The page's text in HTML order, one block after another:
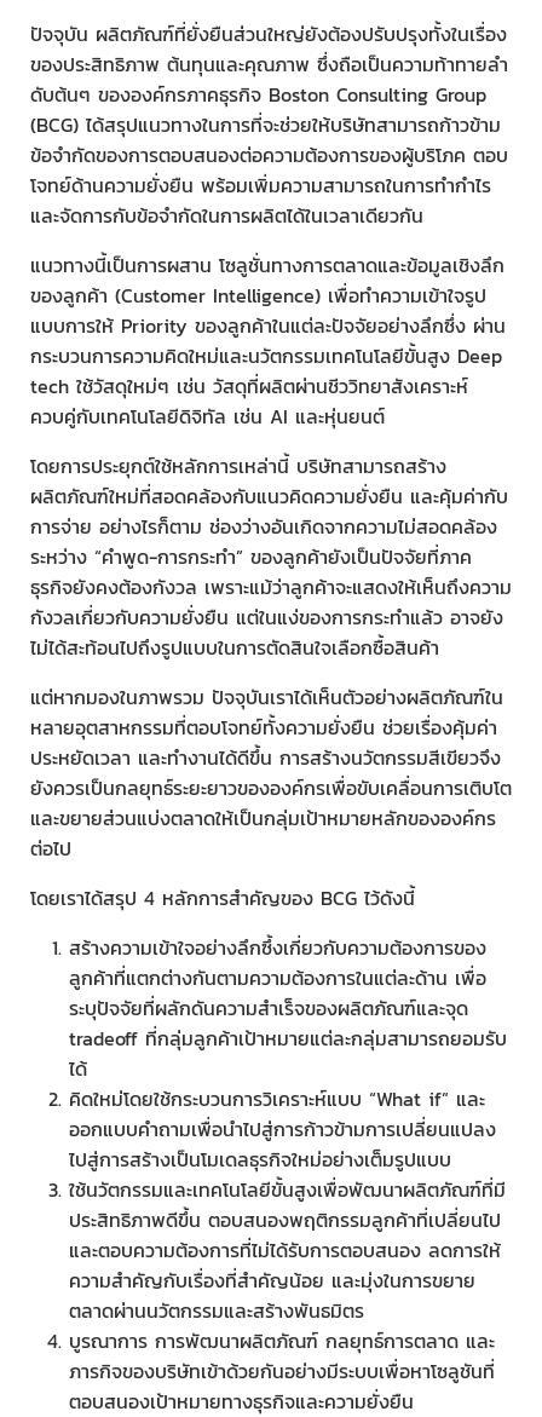
ปัจจุบัน ผลิตภัณฑ์ที่ยั่งยืนส่วนใหญ่ยังต้องปรับปรุงทั้งในเรื่อง
ของประสิทธิภาพ ต้นทุนและคุณภาพ ซึ่งถือเป็นความท้าทายลำ
ดับต้นๆ ขององค์กรภาคธุรกิจ Boston Consulting Group
(BCG) ได้สรุปแนวทางในการที่จะช่วยให้บริษัทสามารถก้าวข้าม
ข้อจำกัดของการตอบสนองต่อความต้องการของผู้บริโภค ตอบ
โจทย์ด้านความยั่งยืน พร้อมเพิ่มความสามารถในการทำกำไร
และจัดการกับข้อจำกัดในการผลิตได้ในเวลาเดียวกัน
แนวทางนี้เป็นการผสาน โซลูชั่นทางการตลาดและข้อมูลเชิงลึก
ของลูกค้า (Customer Intelligence) เพื่อทำความเข้าใจรูป
แบบการให้ Priority ของลูกค้าในแต่ละปัจจัยอย่างลึกซึ่ง ผ่าน
กระบวนการความคิดใหม่และนวัตกรรมเทคโนโลยีขั้นสูง Deep
tech ใช้วัสดุใหม่ๆ เช่น วัสดุที่ผลิตผ่านชีววิทยาสังเคราะห์
ควบคู่กับเทคโนโลยีดิจิทัล เช่น AI และหุ่นยนต์
โดยการประยุกต์ใช้หลักการเหล่านี้ บริษัทสามารถสร้าง
ผลิตภัณฑ์ใหม่ที่สอดคล้องกับแนวคิดความยั่งยืน และคุ้มค่ากับ
การจ่าย อย่างไรก็ตาม ช่องว่างอันเกิดจากความไม่สอดคล้อง
ระหว่าง “คำพูด-การกระทำ” ของลูกค้ายังเป็นปัจจัยที่ภาค
ธุรกิจยังคงต้องกังวล เพราะแม้ว่าลูกค้าจะแสดงให้เห็นถึงความ
กังวลเกี่ยวกับความยั่งยืน แต่ในแง่ของการกระทำแล้ว อาจยัง
ไม่ได้สะท้อนไปถึงรูปแบบในการตัดสินใจเลือกซื้อสินค้า
แต่หากมองในภาพรวม ปัจจุบันเราได้เห็นตัวอย่างผลิตภัณฑ์ใน
หลายอุตสาหกรรมที่ตอบโจทย์ทั้งความยั่งยืน ช่วยเรื่องคุ้มค่า
ประหยัดเวลา และทำงานได้ดีขึ้น การสร้างนวัตกรรมสีเขียวจึง
ยังควรเป็นกลยุทธ์ระยะยาวขององค์กรเพื่อขับเคลื่อนการเติบโต
และขยายส่วนแบ่งตลาดให้เป็นกลุ่มเป้าหมายหลักขององค์กร
ต่อไป
โดยเราได้สรุป 4 หลักการสำคัญของ BCG ไว้ดังนี้
สร้างความเข้าใจอย่างลึกซึ้งเกี่ยวกับความต้องการของ
ลูกค้าที่แตกต่างกันตามความต้องการในแต่ละด้าน เพื่อ
ระบุปัจจัยที่ผลักดันความสำเร็จของผลิตภัณฑ์และจุด
tradeoff ที่กลุ่มลูกค้าเป้าหมายแต่ละกลุ่มสามารถยอมรับ
ได้
คิดใหม่โดยใช้กระบวนการวิเคราะห์แบบ “What if” และ
ออกแบบคำถามเพื่อนำไปสู่การก้าวข้ามการเปลี่ยนแปลง
ไปสู่การสร้างเป็นโมเดลธุรกิจใหม่อย่างเต็มรูปแบบ
ใช้นวัตกรรมและเทคโนโลยีขั้นสูงเพื่อพัฒนาผลิตภัณฑ์ที่มี
ประสิทธิภาพดีขึ้น ตอบสนองพฤติกรรมลูกค้าที่เปลี่ยนไป
และตอบความต้องการที่ไม่ได้รับการตอบสนอง ลดการให้
ความสำคัญกับเรื่องที่สำคัญน้อย และมุ่งในการขยาย
ตลาดผ่านนวัตกรรมและสร้างพันธมิตร
บูรณาการ การพัฒนาผลิตภัณฑ์ กลยุทธ์การตลาด และ
ภารกิจของบริษัทเข้าด้วยกันอย่างมีระบบเพื่อหาโซลูชันที่
ตอบสนองเป้าหมายทางธุรกิจและความยั่งยืน